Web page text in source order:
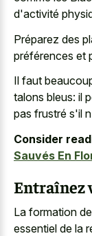
d'activité
Préparez des
préférences et
Il faut
talons bleus: il
pas frustré s'il
Consider
Sauvés En
Entraînez
La formation
essentiel de la